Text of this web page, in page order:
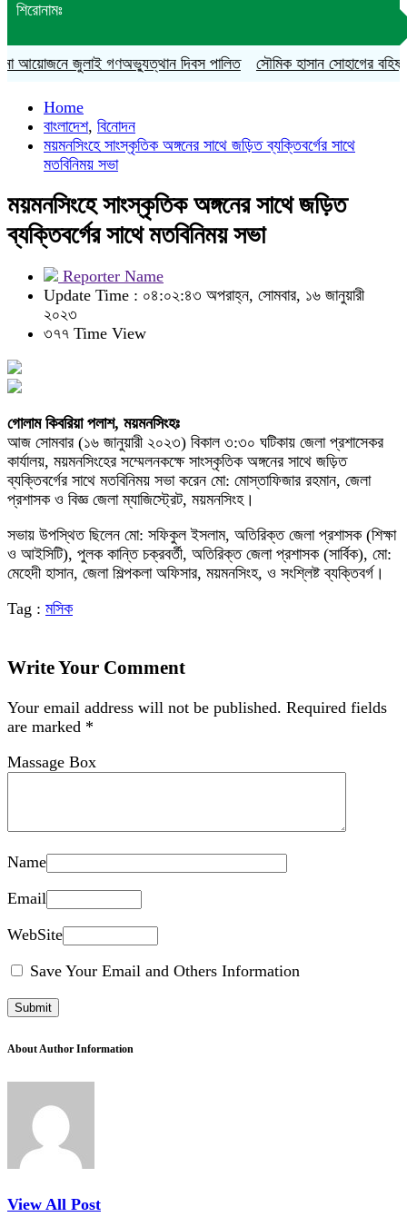
শিরোনামঃ
জুলাই গণঅভ্যুত্থান দিবস পালিত সৌমিক হাসান সোহাগের
Home
বাংলাদেশ, বিনোদন
ময়মনসিংহে সাংস্কৃতিক অঙ্গনের সাথে জড়িত ব্যক্তিবর্গের সাথে
মতবিনিময় সভা
ময়মনসিংহে সাংস্কৃতিক অঙ্গনের সাথে জড়িত
ব্যক্তিবর্গের সাথে মতবিনিময় সভা
Reporter Name
Update Time : ০৪:০২:৪৩ অপরাহ্ন, সোমবার, ১৬ জানুয়ারী
২০২৩
৩৭৭ Time View
গোলাম কিবরিয়া পলাশ, ময়মনসিংহঃ
আজ সোমবার (১৬ জানুয়ারী ২০২৩) বিকাল ৩:৩০ ঘটিকায় জেলা প্রশাসেকর
কার্যালয়, ময়মনসিংহের সম্মেলনকক্ষে সাংস্কৃতিক অঙ্গনের সাথে জড়িত
ব্যক্তিবর্গের সাথে মতবিনিময় সভা করেন মো: মোস্তাফিজার রহমান, জেলা
প্রশাসক ও বিজ্ঞ জেলা ম্যাজিস্ট্রেট, ময়মনসিংহ।
সভায় উপস্থিত ছিলেন মো: সফিকুল ইসলাম, অতিরিক্ত জেলা প্রশাসক (শিক্ষা
ও আইসিটি), পুলক কান্তি চক্রবর্তী, অতিরিক্ত জেলা প্রশাসক (সার্বিক), মো:
মেহেদী হাসান, জেলা শিল্পকলা অফিসার, ময়মনসিংহ, ও সংশ্লিষ্ট ব্যক্তিবর্গ।
Tag : মসিক
Write Your Comment
Your email address will not be published. Required fields
are marked *
Massage Box
Name
Email
WebSite
Save Your Email and Others Information
About Author Information
View All Post